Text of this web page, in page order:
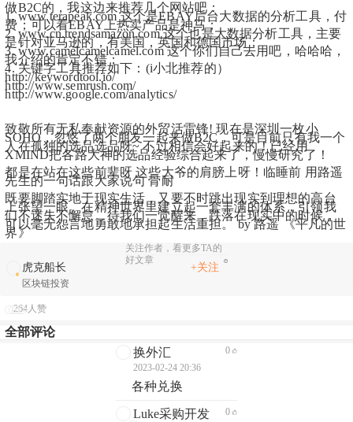
做B2C的，我这边来推荐几个网站吧：
1. www.terapeak.com 这个是EBAY后台大数据的分析工具，付
费；可以看EBAY上热卖产品是神马；
2. www.cn.trendsamazon.com 这个也是大数据分析工具，主要
是针对亚马逊的，有美国，英国和德国市场；
3. www.camelcamelcamel.com 这个你们自己去用吧，哈哈哈，
我介绍的肯定不错；
4. 关键字工具推荐如下：(i小北推荐的）
http://keywordtool.io/
http://www.semrush.com/
http://www.google.com/analytics/
致敬所有无私奉献资源的外贸活雷锋! 现在是深圳一枚小
SOHO，忽悠了两个朋友一起来做B2C，可是目前只有我一个
人在孤独的选品选品呀~ 不过相信会好起来的！已经用
XMIND把各路大神的选品经验综合起来了，慢慢研究了！
都是在站在这些前辈呀 这些大爷的肩膀上呀！临睡前 用路遥
先生的一句话跟大家说句 骨耐
既要脚踏实地于现实生活，又要不时跳出现实到理想的高台
上张望一眼。在精神世界里建立起一套丰满的体系，引领我
们不迷失不懈怠。待我们一觉醒来，跌落在现实中的时候，
可以毫无怨言地勇敢地承担起生活重担。 by 路遥 《平凡的世
界》
关注作者，看更多TA的
好文章
虎克船长
区块链投资
+关注
264人赞
全部评论
换外汇
2023-02-24 20:36
0
各种兑换
Luke采购开发 0